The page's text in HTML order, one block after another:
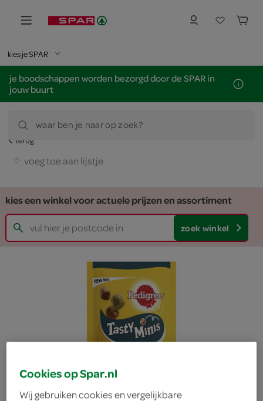
kies je SPAR
je boodschappen worden bezorgd door de SPAR in
jouw buurt
waar ben je naar op zoek?
terug
voeg toe aan lijstje
kies een winkel voor actuele prijzen en assortiment
zoek winkel
Cookies op Spar.nl
Wij gebruiken cookies en vergelijkbare